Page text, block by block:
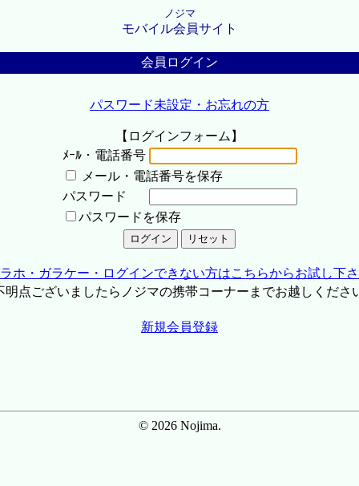
ノジマ
モバイル会員サイト
会員ログイン
パスワード未設定・お忘れの方
【ログインフォーム】
ﾒｰﾙ・電話番号
メール・電話番号を保存
パスワード
パスワードを保存
ホ・ガラケー・ログインできない方はこちらからお試し下
点ございましたらノジマの携帯コーナーまでお越しくださ
新規会員登録
© 2026 Nojima.